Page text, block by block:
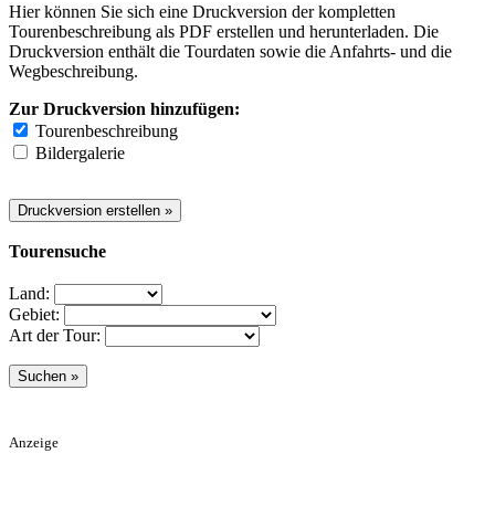
Hier können Sie sich eine Druckversion der kompletten
Tourenbeschreibung als PDF erstellen und herunterladen. Die
Druckversion enthält die Tourdaten sowie die Anfahrts- und die
Wegbeschreibung.
Zur Druckversion hinzufügen:
Tourenbeschreibung
Bildergalerie
Tourensuche
Land:
Gebiet:
Art der Tour:
Anzeige